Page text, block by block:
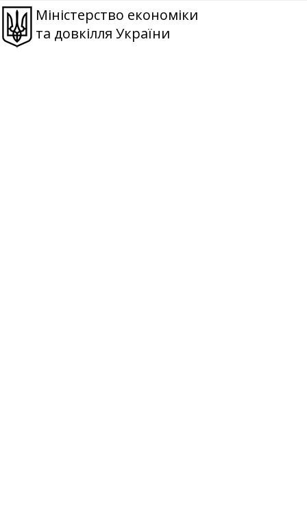
Міністерство економіки
та довкілля України